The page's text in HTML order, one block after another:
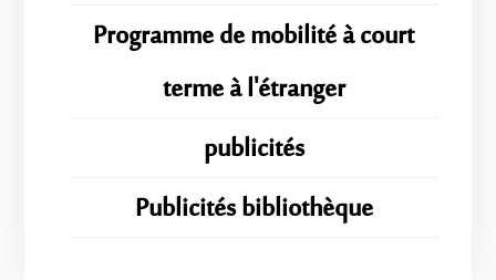
Programme de mobilité à court
terme à l'étranger
publicités
Publicités bibliothèque